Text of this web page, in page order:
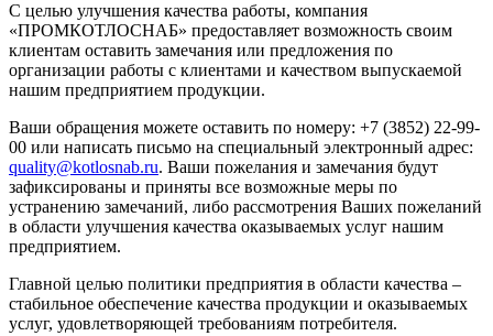
С целью улучшения качества работы, компания
«ПРОМКОТЛОСНАБ» предоставляет возможность своим
клиентам оставить замечания или предложения по
организации работы с клиентами и качеством выпускаемой
нашим предприятием продукции.
Ваши обращения можете оставить по номеру: +7 (3852) 22-99-
00 или написать письмо на специальный электронный адрес:
quality@kotlosnab.ru. Ваши пожелания и замечания будут
зафиксированы и приняты все возможные меры по
устранению замечаний, либо рассмотрения Ваших пожеланий
в области улучшения качества оказываемых услуг нашим
предприятием.
Главной целью политики предприятия в области качества –
стабильное обеспечение качества продукции и оказываемых
услуг, удовлетворяющей требованиям потребителя.